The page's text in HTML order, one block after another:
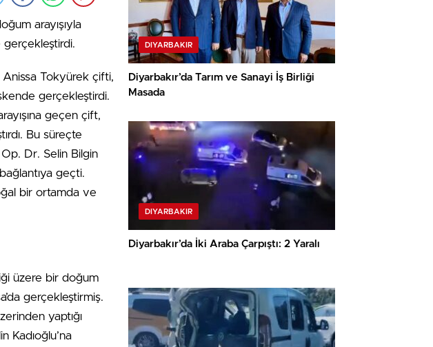
arayışıyla
gerçekleştirdi.
Anissa Tokyürek çifti,
gerçekleştirdi.
geçen çift,
Bu süreçte
Op. Dr. Selin Bilgin
geçti.
bir ortamda ve
üzere bir doğum
gerçekleştirmiş.
yaptığı
Kadıoğlu’na
DIYARBAKIR
Diyarbakır’da Tarım ve Sanayi İş Birliği
Masada
DIYARBAKIR
Diyarbakır’da İki Araba Çarpıştı: 2 Yaralı